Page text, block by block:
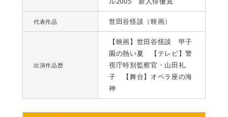
代表作品 世田谷怪談（映画）
出演作品歴
【映画】世田谷怪談 甲子
園の熱い夏 【テレビ】警
視庁特別監察官・山田礼
子 【舞台】オペラ座の海
神